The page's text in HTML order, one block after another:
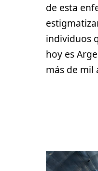
de esta
individuos
hoy es
más de mil